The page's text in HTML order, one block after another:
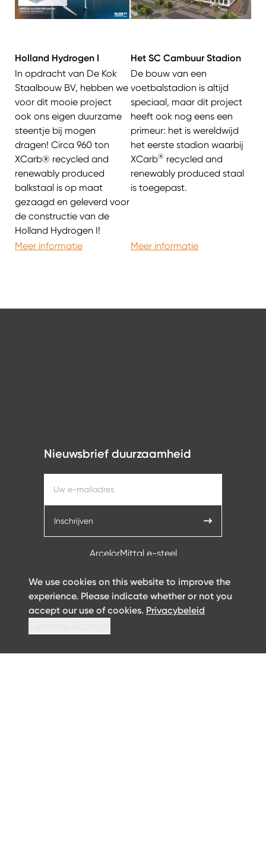
Holland Hydrogen I
Het SC Cambuur Stadion
In opdracht van De Kok
Staalbouw BV, hebben we
voor dit mooie project
ook ons eigen duurzame
steentje bij mogen
dragen! Circa 960 ton
XCarb® recycled and
renewably produced
balkstaal is op maat
gezaagd en geleverd voor
de constructie van de
Holland Hydrogen I!
De bouw van een
voetbalstadion is altijd
speciaal, maar dit project
heeft ook nog eens een
primeur: het is wereldwijd
het eerste stadion waarbij
XCarb® recycled and
renewably produced staal
is toegepast.
Meer informatie Meer informatie
Nieuwsbrief duurzaamheid
Inschrijven
ArcelorMittal e-steel
Contact
Privacybeleid
Gebruiksvoorwaarden
We use cookies on this website to improve the
experience. Please indicate whether or not you
accept our use of cookies. Privacybeleid